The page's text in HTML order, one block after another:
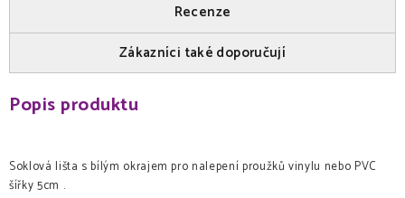
Recenze
Zákazníci také doporučují
Popis produktu
Soklová lišta s bílým okrajem pro nalepení proužků vinylu nebo PVC
šířky 5cm .